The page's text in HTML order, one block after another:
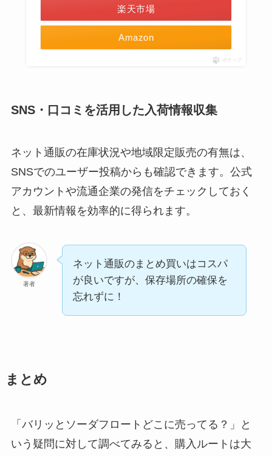
Amazon
楽天市場
ポチップ
SNS・口コミを活用した入荷情報収集
ネット通販の在庫状況や地域限定販売の有無は、
SNSでのユーザー投稿からも確認できます。公式
アカウントや流通企業の発信をチェックしておく
と、最新情報を効率的に得られます。
著者
ネット通販のまとめ買いはコスパ
が良いですが、保存場所の確保を
忘れずに！
まとめ
「バリッとソーダフロートどこに売ってる？」と
いう疑問に対して調べてみると、購入ルートは大